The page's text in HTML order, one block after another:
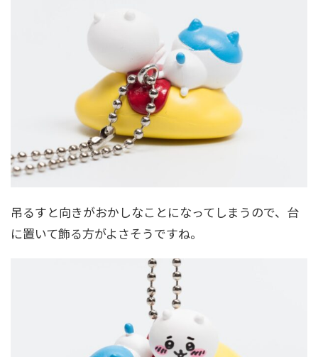
吊るすと向きがおかしなことになってしまうので、台
に置いて飾る方がよさそうですね。